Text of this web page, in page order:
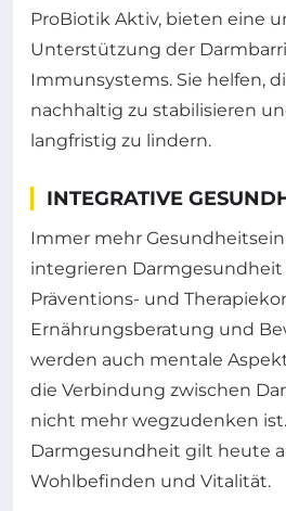
ProBiotik Aktiv, bieten eine
Unterstützung der
Immunsystems. Sie helfen,
nachhaltig zu stabilisieren
langfristig zu lindern.
INTEGRATIVE
Immer mehr
integrieren
Präventions- und
Ernährungsberatung und
werden auch mentale
die Verbindung zwischen
nicht mehr wegzudenken
Darmgesundheit gilt heute
Wohlbefinden und Vitalität.